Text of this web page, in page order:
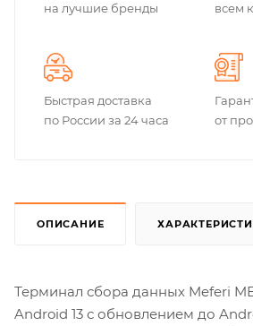
на лучшие бренды
всем
Быстрая доставка
по России за 24 часа
от
ОПИСАНИЕ
Терминал сбора данных Meferi
Android 13 с обновлением до